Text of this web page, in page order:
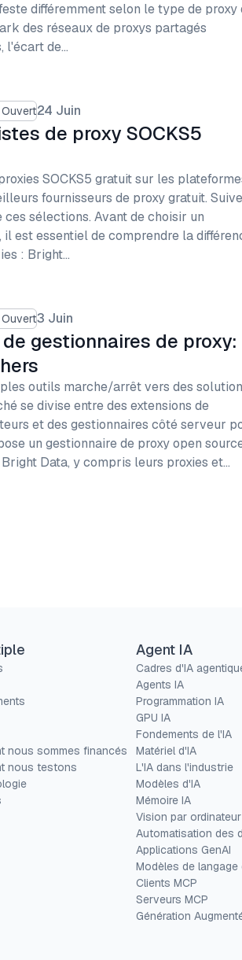
différemment selon le type de proxy
des réseaux de proxys partagés
l'écart de…
24 Juin
de proxy SOCKS5
SOCKS5 gratuit sur les
fournisseurs de proxy gratuit.
sélections. Avant de choisir un
est essentiel de comprendre la
: Bright…
3 Juin
gestionnaires de proxy:
outils marche/arrêt vers des
se divise entre des extensions de
et des gestionnaires côté serveur
un gestionnaire de proxy open
Data, y compris leurs proxies et…
nous sommes financés
nous testons
Agent IA
Cadres d'IA
Agents IA
Programmation IA
GPU IA
Fondements de l'IA
Matériel d'IA
L'IA dans l'industrie
Modèles d'IA
Mémoire IA
Vision par ordinateur
Automatisation des
Applications GenAI
Modèles de langage
Clients MCP
Serveurs MCP
Génération